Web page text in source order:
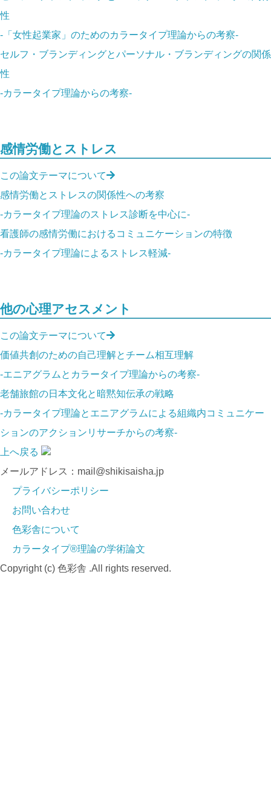
性
-「女性起業家」のためのカラータイプ理論からの考察-
セルフ・ブランディングとパーソナル・ブランディングの関係
性
-カラータイプ理論からの考察-
感情労働とストレス
この論文テーマについて
感情労働とストレスの関係性への考察
-カラータイプ理論のストレス診断を中心に-
看護師の感情労働におけるコミュニケーションの特徴
-カラータイプ理論によるストレス軽減-
他の心理アセスメント
この論文テーマについて
価値共創のための自己理解とチーム相互理解
-エニアグラムとカラータイプ理論からの考察-
老舗旅館の日本文化と暗黙知伝承の戦略
-カラータイプ理論とエニアグラムによる組織内コミュニケー
ションのアクションリサーチからの考察-
上へ戻る
メールアドレス：mail@shikisaisha.jp
プライバシーポリシー
お問い合わせ
色彩舎について
カラータイプ®理論の学術論文
Copyright (c) 色彩舎 .All rights reserved.